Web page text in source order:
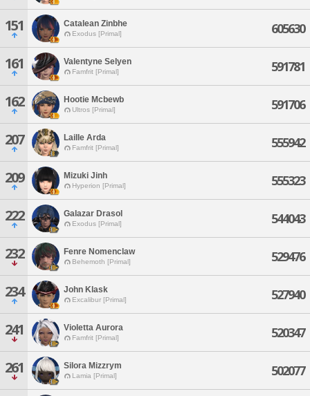
151 Catalean Zinbhe
Exodus [Primal] 605630
161 Valentyne Selyen
Famfrit [Primal] 591781
162 Hootie Mcbewb
Ultros [Primal] 591706
207 Laille Arda
Famfrit [Primal] 555942
209 Mizuki Jinh
Hyperion [Primal] 555323
222 Galazar Drasol
Exodus [Primal] 544043
232 Fenre Nomenclaw
Behemoth [Primal] 529476
234 John Klask
Excalibur [Primal] 527940
241 Violetta Aurora
Famfrit [Primal] 520347
261 Silora Mizzrym
Lamia [Primal] 502077